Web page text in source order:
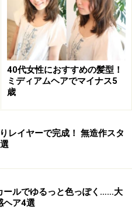
ボブ
像提供：bangs［バング
ュームアップを叶え、顔
した。ボブに自信がない人
でも挑戦しやすい、フォ
40代女性におすすめの髪型！
ミディアムヘアでマイナス5
歳
レイヤーで完成！ 無造作スタ
ールでゆるっと色っぽく……大
ヘア4選